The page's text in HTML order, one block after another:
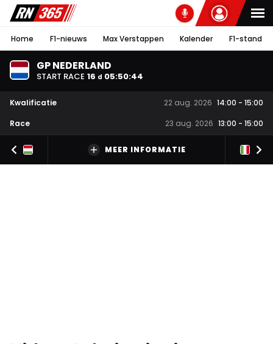
Home F1-nieuws Max Verstappen Kalender F1-stand
GP NEDERLAND
START RACE 16 d 05:50:43
Kwalificatie 22 aug. 2026 14:00 - 15:00
Race
23 aug. 2026 13:00 - 15:00
MEER INFORMATIE